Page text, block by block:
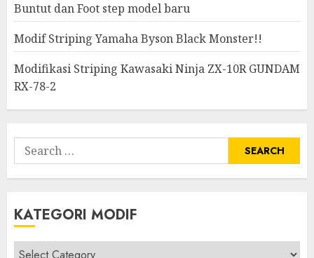
Buntut dan Foot step model baru
Modif Striping Yamaha Byson Black Monster!!
Modifikasi Striping Kawasaki Ninja ZX-10R GUNDAM
RX-78-2
Search
for:
KATEGORI MODIF
Kategori